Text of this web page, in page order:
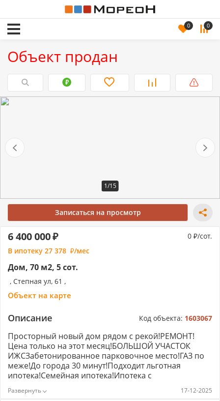
0 0
Объект продан
1/15
Записаться на просмотр
Дом, 70 м2, 5 сот.
, Степная ул, 61 ,
Объект на карте
6 400 000 0
/сот.
В ипотеку 27 378 /мес
Описание Код объекта: 1603067
Просторный новый дом рядом с рекой!РЕМОНТ!
Цена только на этот месяц!​​​​​​​БОЛЬШОЙ УЧАСТОК
ИЖСЗабетонированное парковочное место!​​​​​​​ГАЗ по
меже!До города 30 минут!Подходит льготная
ипотека!Семейная ипотека!Ипотека с
#5/1603067/3069
17-12-2025